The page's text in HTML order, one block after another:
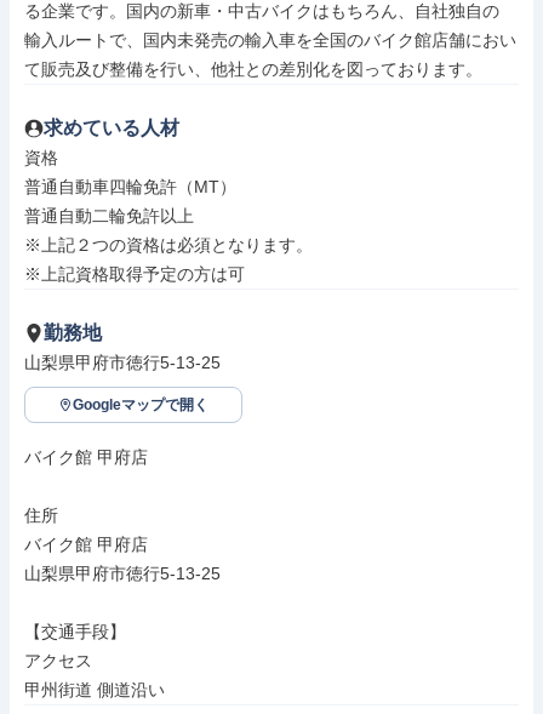
る企業です。国内の新車・中古バイクはもちろん、自社独自の
輸入ルートで、国内未発売の輸入車を全国のバイク館店舗におい
て販売及び整備を行い、他社との差別化を図っております。
求めている人材
資格
普通自動車四輪免許（MT）
普通自動二輪免許以上
※上記２つの資格は必須となります。
※上記資格取得予定の方は可
勤務地
山梨県甲府市徳行5-13-25
Googleマップで開く
バイク館 甲府店
住所
バイク館 甲府店
山梨県甲府市徳行5-13-25
【交通手段】
アクセス
甲州街道 側道沿い